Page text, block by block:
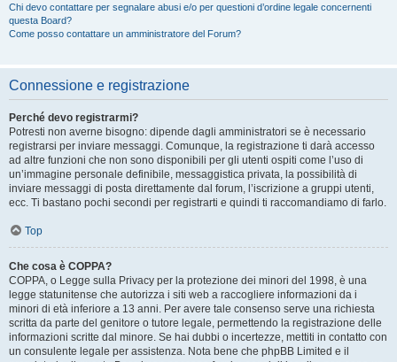
Chi devo contattare per segnalare abusi e/o per questioni d’ordine legale concernenti
questa Board?
Come posso contattare un amministratore del Forum?
Connessione e registrazione
Perché devo registrarmi?
Potresti non averne bisogno: dipende dagli amministratori se è necessario
registrarsi per inviare messaggi. Comunque, la registrazione ti darà accesso
ad altre funzioni che non sono disponibili per gli utenti ospiti come l’uso di
un’immagine personale definibile, messaggistica privata, la possibilità di
inviare messaggi di posta direttamente dal forum, l’iscrizione a gruppi utenti,
ecc. Ti bastano pochi secondi per registrarti e quindi ti raccomandiamo di farlo.
Top
Che cosa è COPPA?
COPPA, o Legge sulla Privacy per la protezione dei minori del 1998, è una
legge statunitense che autorizza i siti web a raccogliere informazioni da i
minori di età inferiore a 13 anni. Per avere tale consenso serve una richiesta
scritta da parte del genitore o tutore legale, permettendo la registrazione delle
informazioni scritte dal minore. Se hai dubbi o incertezze, mettiti in contatto con
un consulente legale per assistenza. Nota bene che phpBB Limited e il